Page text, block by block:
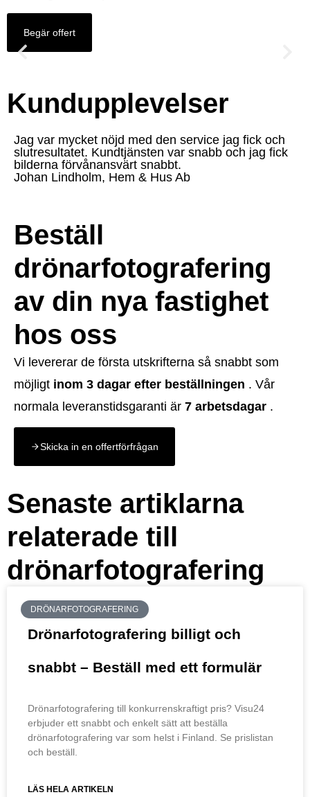
Begär offert
Kundupplevelser
Jag var mycket nöjd med den service jag fick och
slutresultatet. Kundtjänsten var snabb och jag fick
bilderna förvånansvärt snabbt.
Johan Lindholm, Hem & Hus Ab
Beställ
drönarfotografering
av din nya fastighet
hos oss
Vi levererar de första utskrifterna så snabbt som
möjligt inom 3 dagar efter beställningen . Vår
normala leveranstidsgaranti är 7 arbetsdagar .
Skicka in en offertförfrågan
Senaste artiklarna
relaterade till
drönarfotografering
DRÖNARFOTOGRAFERING
Drönarfotografering billigt och
snabbt – Beställ med ett formulär
Drönarfotografering till konkurrenskraftigt pris? Visu24
erbjuder ett snabbt och enkelt sätt att beställa
drönarfotografering var som helst i Finland. Se prislistan
och beställ.
LÄS HELA ARTIKELN